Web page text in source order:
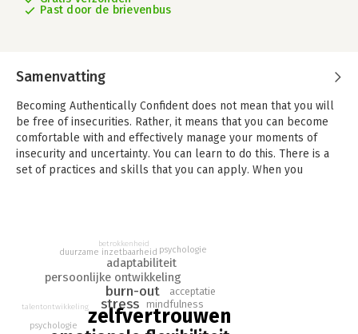
Past door de brievenbus
Samenvatting
Becoming Authentically Confident does not mean that you will
be free of insecurities. Rather, it means that you can become
comfortable with and effectively manage your moments of
insecurity and uncertainty. You can learn to do this. There is a
set of practices and skills that you can apply. When you
you true authentic confidence.
In this book we bring the science and practices behind all of
this together, with a specific focus on the context of work. We
provide you with a playbook of practices and exercises that
you can immediately integrate into your daily life. We include
zelfvertrouwen
stress
burn-out
persoonlijke ontwikkeling
adaptabiliteit
acceptatie
mindfulness
duurzame inzetbaarheid
betrokkenheid
psychologie
psychologie
talentontwikkeling